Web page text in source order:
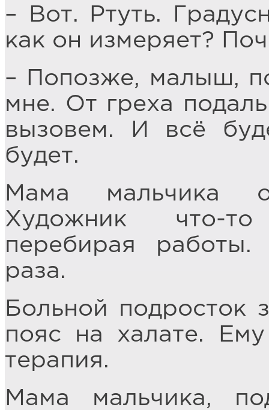
– Вот. Ртуть.
как он измеряет?
– Попозже, малыш,
мне. От греха
вызовем. И всё
будет.
Мама мальчика
Художник что-
перебирая
раза.
Больной подросток
пояс на халате. Ему
терапия.
Мама мальчика,